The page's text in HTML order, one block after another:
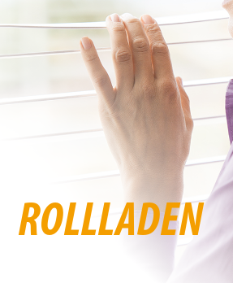
Beschattung
Fensterbänke
ROLLLADEN